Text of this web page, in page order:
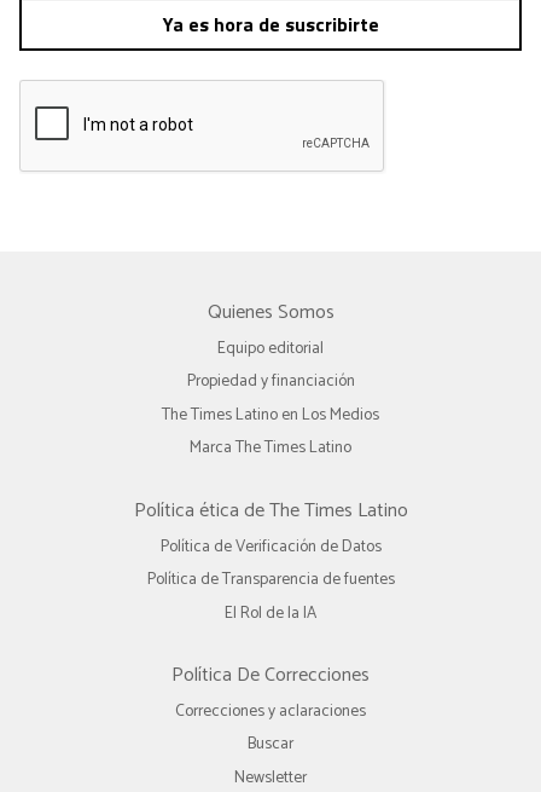
Ya es hora de suscribirte
Quienes Somos
Equipo editorial
Propiedad y financiación
The Times Latino en Los Medios
Marca The Times Latino
Política ética de The Times Latino
Política de Verificación de Datos
Política de Transparencia de fuentes
El Rol de la IA
Política De Correcciones
Correcciones y aclaraciones
Buscar
Newsletter